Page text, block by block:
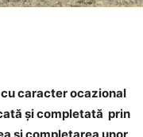
caracter ocazional
şi completată prin